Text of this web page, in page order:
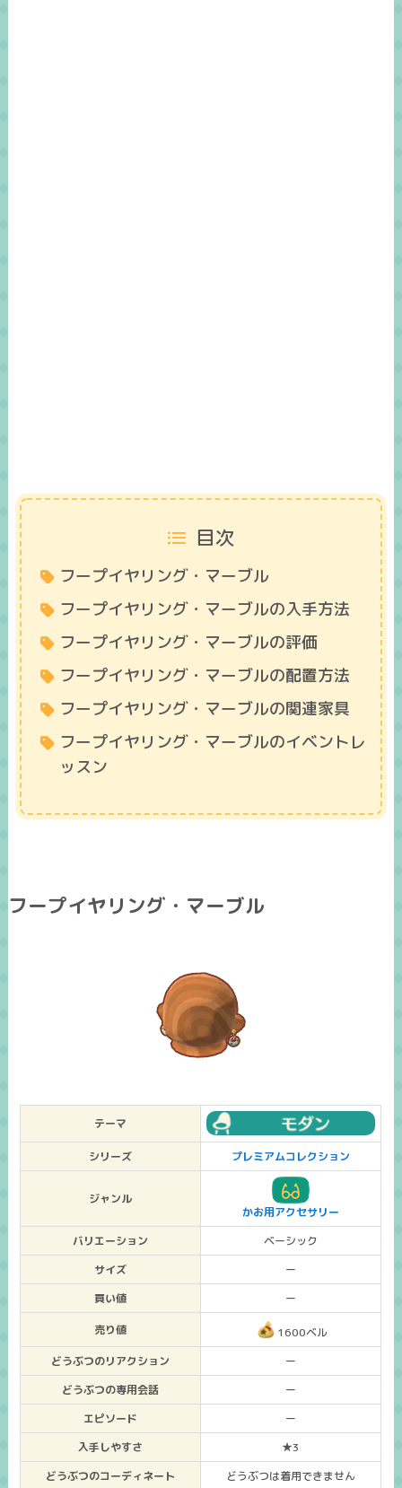
目次
フープイヤリング・マーブル
フープイヤリング・マーブルの入手方法
フープイヤリング・マーブルの評価
フープイヤリング・マーブルの配置方法
フープイヤリング・マーブルの関連家具
フープイヤリング・マーブルのイベントレ
ッスン
フープイヤリング・マーブル
テーマ
シリーズ プレミアムコレクション
ジャンル
かお用アクセサリー
バリエーション
ベーシック
サイズ
ー
買い値
ー
売り値
1600ベル
どうぶつのリアクション
ー
どうぶつの専用会話
ー
エピソード
ー
入手しやすさ
★3
どうぶつのコーディネート
どうぶつは着用できません